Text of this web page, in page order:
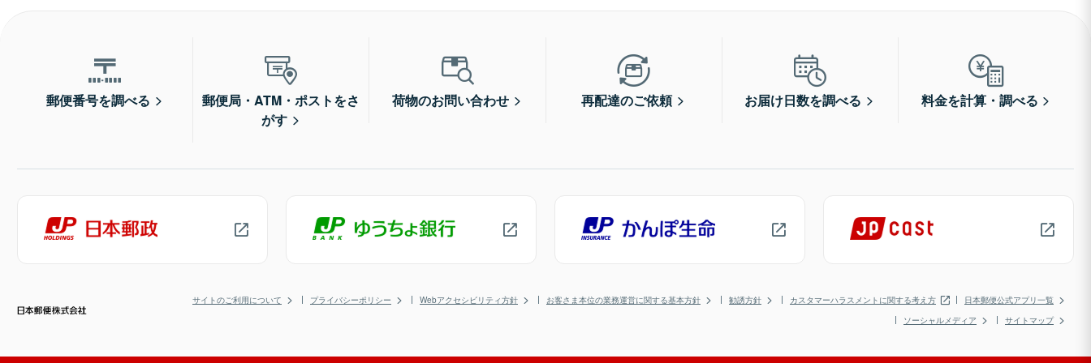
郵便番号を調べる
郵便局・ATM・ポストをさ
がす
荷物のお問い合わせ 再配達のご依頼 お届け日数を調べる 料金を計算・調べる
サイトのご利用について プライバシーポリシー Webアクセシビリティ方針 お客さま本位の業務運営に関する基本方針 勧誘方針 カスタマーハラスメントに関する考え方
日本郵便公式アプリ一覧
ソーシャルメディア
サイトマップ